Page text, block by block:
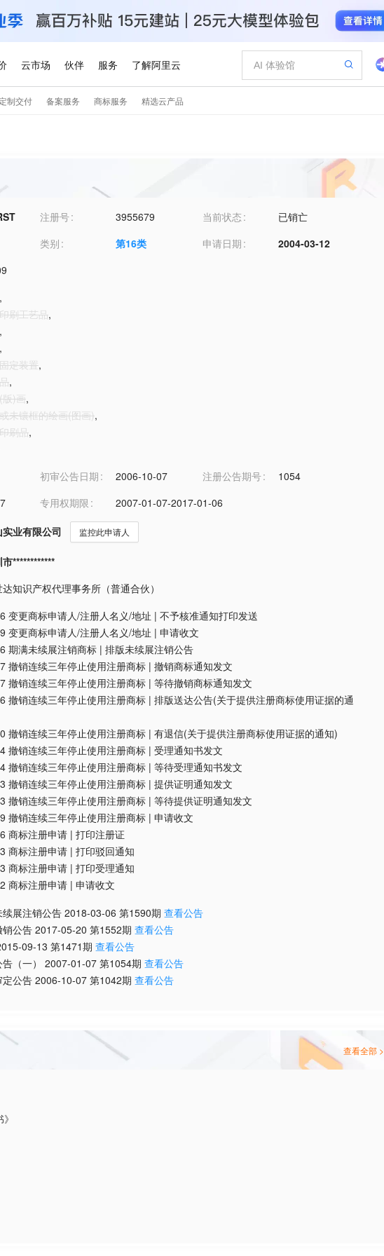
注册号 3955679 当前状态
已销亡
类别 第16类 申请日期
2004-03-12
,
刷工艺品,
,
,
定装置,
,
)画,
未镶框的绘画(图画),
刷品,
初审公告日期 2006-10-07 注册公告期号
1054
专用权期限
2007-01-07-2017-01-06
业有限公司 监控此申请人
************
知识产权代理事务所（普通合伙）
变更商标申请人/注册人名义/地址 | 不予核准通知打印发送
变更商标申请人/注册人名义/地址 | 申请收文
期满未续展注销商标 | 排版未续展注销公告
撤销连续三年停止使用注册商标 | 撤销商标通知发文
撤销连续三年停止使用注册商标 | 等待撤销商标通知发文
撤销连续三年停止使用注册商标 | 排版送达公告(关于提供注册商标使用证据的通
撤销连续三年停止使用注册商标 | 有退信(关于提供注册商标使用证据的通知)
撤销连续三年停止使用注册商标 | 受理通知书发文
撤销连续三年停止使用注册商标 | 等待受理通知书发文
撤销连续三年停止使用注册商标 | 提供证明通知发文
撤销连续三年停止使用注册商标 | 等待提供证明通知发文
撤销连续三年停止使用注册商标 | 申请收文
商标注册申请 | 打印注册证
商标注册申请 | 打印驳回通知
商标注册申请 | 打印受理通知
商标注册申请 | 申请收文
展注销公告 2018-03-06 第1590期 查看公告
公告 2017-05-20 第1552期 查看公告
09-13 第1471期 查看公告
（一）
2007-01-07 第1054期 查看公告
公告 2006-10-07 第1042期 查看公告
查看全部 >